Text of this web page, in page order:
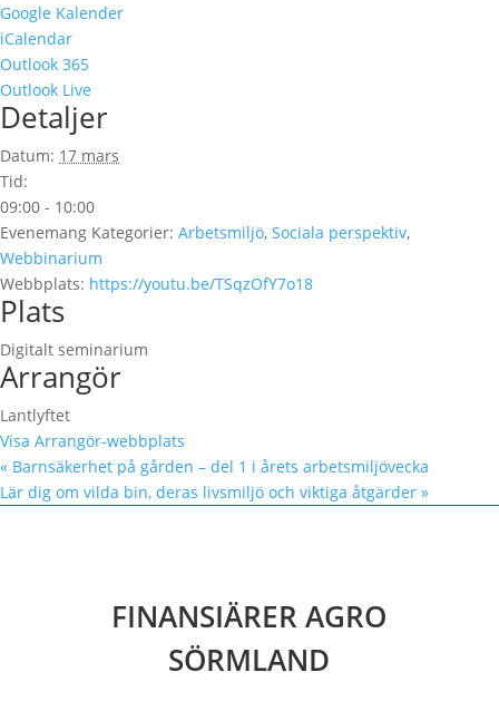
Google Kalender
iCalendar
Outlook 365
Outlook Live
Detaljer
Datum: 17 mars
Tid:
09:00 - 10:00
Evenemang Kategorier: Arbetsmiljö, Sociala perspektiv,
Webbinarium
Webbplats: https://youtu.be/TSqzOfY7o18
Plats
Digitalt seminarium
Arrangör
Lantlyftet
Visa Arrangör-webbplats
« Barnsäkerhet på gården – del 1 i årets arbetsmiljövecka
Lär dig om vilda bin, deras livsmiljö och viktiga åtgärder »
FINANSIÄRER AGRO
SÖRMLAND